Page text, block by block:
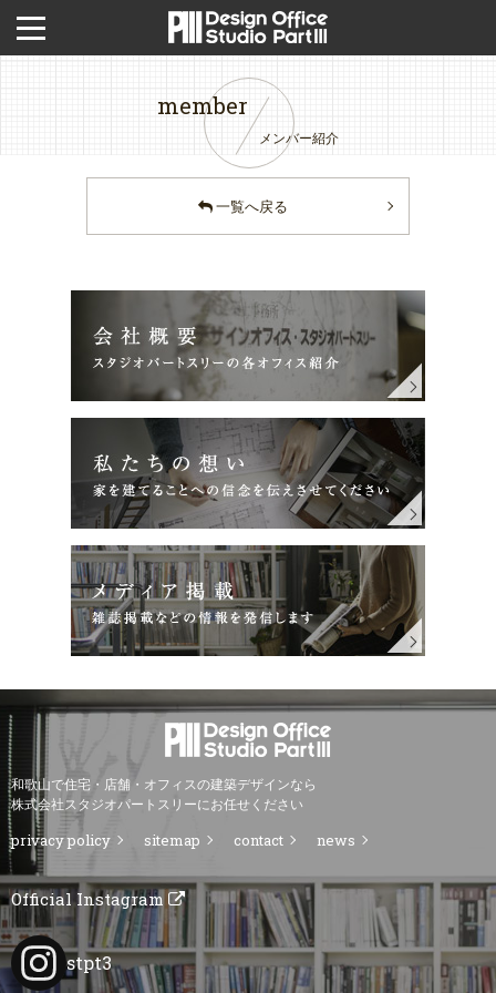
メンバー紹介
member
一覧へ戻る
和歌山で住宅・店舗・オフィスの建築デザインなら
株式会社スタジオパートスリーにお任せください
privacy policy sitemap contact news
Official Instagram
stpt3